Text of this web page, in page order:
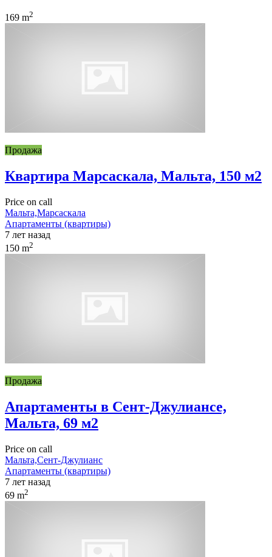
169 m2
Продажа
Квартира Марсаскала, Мальта, 150 м2
Price on call
Мальта,Марсаскала
Апартаменты (квартиры)
7 лет назад
150 m2
Продажа
Апартаменты в Сент-Джулиансе,
Мальта, 69 м2
Price on call
Мальта,Сент-Джулианс
Апартаменты (квартиры)
7 лет назад
69 m2